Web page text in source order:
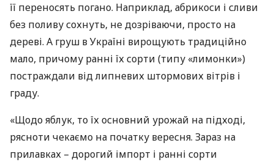
її переносять погано. Наприклад, абрикоси і сливи
без поливу сохнуть, не дозріваючи, просто на
дереві. А груш в Україні вирощують традиційно
мало, причому ранні їх сорти (типу «лимонки»)
постраждали від липневих штормових вітрів і
граду.
«Щодо яблук, то їх основний урожай на підході,
рясноти чекаємо на початку вересня. Зараз на
прилавках – дорогий імпорт і ранні сорти